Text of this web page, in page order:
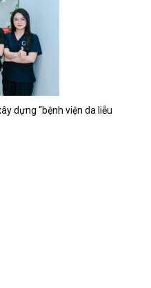
dựng “bệnh viện da liễu